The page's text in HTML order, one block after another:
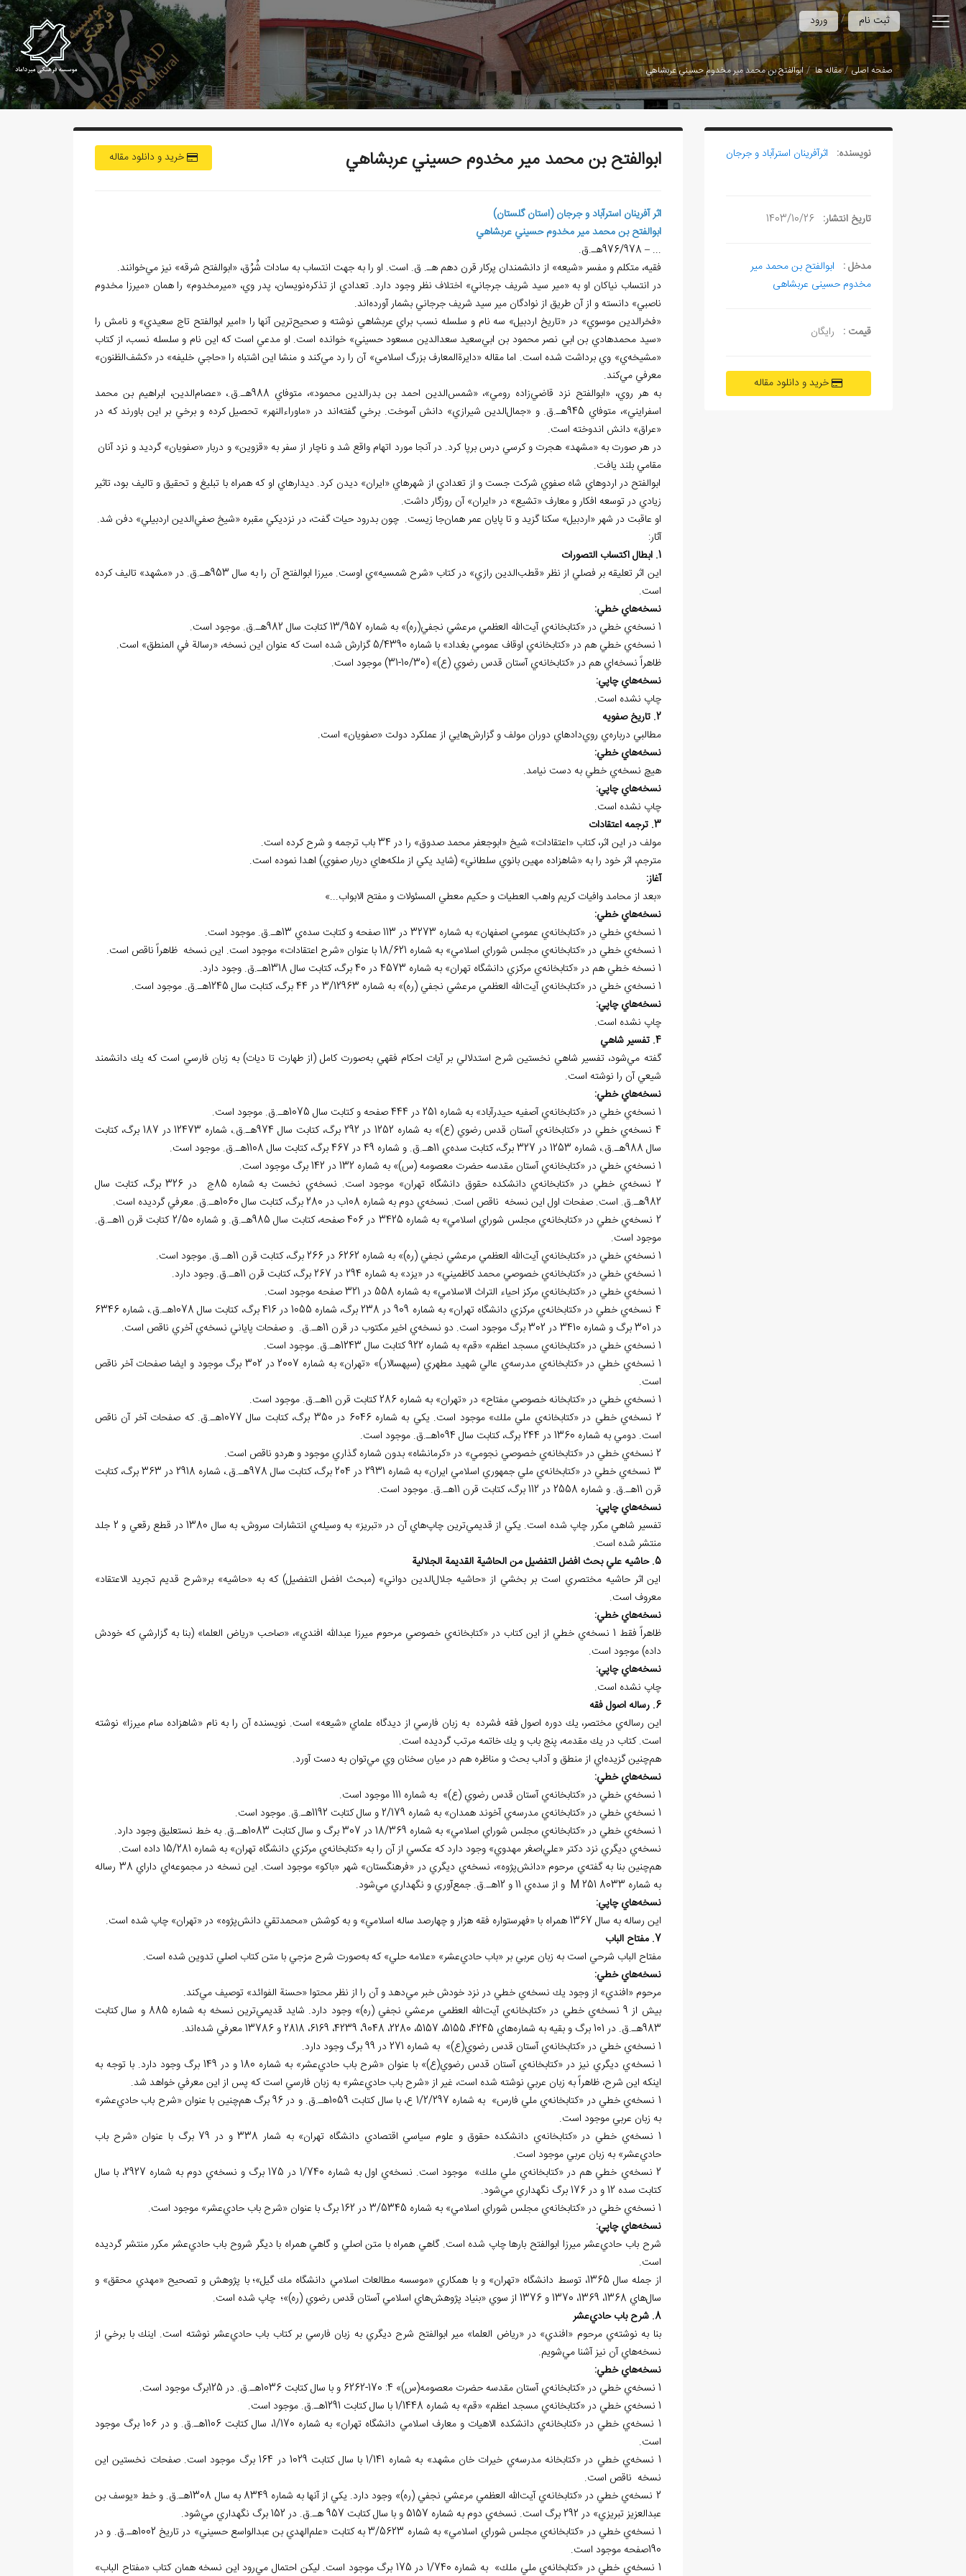
ورود / ثبت نام
صفحه اصلی مقاله ها ابوالفتح بن محمد مير مخدوم حسيني عربشاهي
نویسنده: اثرآفرينان استرآباد و جرجان
تاریخ انتشار: 1403/10/26
مدخل : ابوالفتح بن محمد میر
مخدوم حسینی عربشاهی
قیمت : رایگان
خرید و دانلود مقاله
خرید و دانلود مقاله ابوالفتح بن محمد مير مخدوم حسيني عربشاهي
اثر آفرينان استرآباد و جرجان (استان گلستان)
ابوالفتح بن محمد مير مخدوم حسيني عربشاهي
...
–
فقيه، متكلم و مفسر «شيعه» از دانشمندان پركار قرن دهم هـ. ق. است. او را به جهت انتساب به سادات شُرُق، «ابوالفتح شرقه» نيز ميخوانند.
در انتساب نياكان او به «مير سيد شريف جرجاني» اختلاف نظر وجود دارد. تعدادي از تذكرهنويسان، پدر وي، «ميرمخدوم» را همان «ميرزا مخدوم
ناصبي» دانسته و از آن طريق از نوادگان مير سيد شريف جرجاني بشمار آوردهاند.
«فخرالدين موسوي» در «تاريخ اردبيل» سه نام و سلسله نسب براي عربشاهي نوشته و صحيحترين آنها را «امير ابوالفتح تاج سعيدي» و نامش را
«سيد محمدهادي بن ابي نصر محمود بن ابي‌سعيد سعدالدين مسعود حسيني» خوانده است. او مدعي است كه اين نام و سلسله نسب، از كتاب
«مشيخهي» وي برداشت شده است. اما مقاله «دايرةالمعارف بزرگ اسلامي» آن را رد ميكند و منشا اين اشتباه را «حاجي خليفه» در «كشفالظنون»
معرفي ميکند.
به هر روي، «ابوالفتح نزد قاضيزاده رومي»، «شمس‌الدين احمد بن بدرالدين محمود»، متوفاي 988هـ.ق.، «عصام
الدين، ابراهيم بن محمد
اسفرايني»، متوفاي 945هـ.ق. و «جمال
الدين شيرازي» دانش آموخت. برخي گفتهاند در «ماوراءالنهر» تحصيل كرده و برخي بر اين باورند كه در
«عراق» دانش اندوخته است.
در هر صورت به «مشهد» هجرت و كرسي درس برپا كرد. در آنجا مورد اتهام واقع شد و ناچار از سفر به «قزوين» و دربار «صفويان» گرديد و نزد آنان
مقامي بلند يافت.
ابوالفتح در اردوهاي شاه صفوي شركت جست و از تعدادي از شهرهاي «ايران» ديدن كرد. ديدارهاي او كه همراه با تبليغ و تحقيق و تاليف بود، تاثير
زيادي در توسعه افكار و معارف «تشيع» در «ايران» آن روزگار داشت.
او عاقبت در شهر «اردبيل» سکنا گزيد و تا پايان عمر همانجا زيست. چون بدرود حيات گفت، در نزديكي مقبره «شيخ صفيالدين اردبيلي» دفن شد.
آثار:
1. ابطال اكتساب التصورات
اين اثر تعليقه بر فصلي از نظر «قطب‌الدين رازي» در كتاب «شرح شمسيه»ي اوست. ميرزا ابوالفتح آن را به سال 953هـ.ق. در «مشهد» تاليف كرده
است.
نسخههاي خطي:
1 نسخه‌ي خطي در «کتابخانه‌ي آيت‌الله العظمي مرعشي نجفي(ره)» به شماره 13/957 كتابت سال 982هـ.ق. موجود است.
1 نسخه‌ي خطي هم در «کتابخانه‌ي اوقاف عمومي بغداد» با شماره 5/4390 گزارش شده است كه عنوان اين نسخه، «رسالة في المنطق» است.
ظاهراً نسخهاي هم در «کتابخانه‌ي آستان قدس رضوي (ع)» (10/30-31) موجود است.
نسخههاي چاپي:
چاپ نشده است.
2. تاريخ صفويه
مطالبي درباره‌ي روي‌دادهاي دوران مولف و گزارش‌هايي از عملكرد دولت «صفويان» است.
نسخههاي خطي:
هيچ نسخهي خطي به دست نيامد.
نسخههاي چاپي:
چاپ نشده است.
3. ترجمه اعتقادات
مولف در اين اثر، كتاب «اعتقادات» شيخ «ابوجعفر محمد صدوق» را در 34 باب ترجمه و شرح كرده است.
مترجم، اثر خود را به «شاهزاده مهين بانوي سلطاني» (شايد يكي از ملكههاي دربار صفوي) اهدا نموده است.
آغاز:
«بعد از محامد وافيات كريم واهب العطيات و حكيم معطي المسئولات و مفتح الابواب...»
نسخههاي خطي:
1 نسخه‌ي خطي در «کتابخانه‌ي عمومي اصفهان» به شماره 3273 در 113 صفحه و كتابت سده‌ي 13هـ.ق. موجود است.
1 نسخه‌ي خطي در «کتابخانه‌ي مجلس شوراي اسلامي» به شماره 18/621 با عنوان «شرح اعتقادات» موجود است. اين نسخه ظاهراً ناقص است.
1 نسخه
خطي هم در «کتابخانه‌ي مركزي دانشگاه تهران» به شماره 4573 در 40 برگ، كتابت سال 1318هـ.ق. وجود دارد.
1 نسخه‌ي خطي در «کتابخانه‌ي آيت‌الله العظمي مرعشي نجفي (ره)» به شماره 3/12963 در 44 برگ، كتابت سال 1245هـ.ق. موجود است.
نسخههاي چاپي:
چاپ نشده است.
4. تفسير شاهي
گفته ميشود، تفسير شاهي نخستين شرح استدلالي بر آيات احكام فقهي به‌صورت كامل (از طهارت تا ديات) به زبان فارسي است كه يك دانشمند
شيعي آن را نوشته است.
نسخههاي خطي:
1 نسخه‌ي خطي در «کتابخانه‌ي آصفيه حيدرآباد» به شماره 251 در 444 صفحه و كتابت سال 1075هـ.ق. موجود است.
4 نسخه‌ي خطي در «کتابخانه‌ي آستان قدس رضوي (ع)» به شماره 1252 در 292 برگ، کتابت سال 974هـ.ق.، شماره 12473 در 187 برگ، کتابت
سال 988هـ.ق.، شماره 1253 در 327 برگ، کتابت سده‌ي 11هـ.ق. و شماره 49 در 467 برگ، كتابت سال 1108هـ.ق. موجود است.
1 نسخه‌ي خطي در «کتابخانه‌ي آستان مقدسه حضرت معصومه (س)» به شماره 132 در 142 برگ موجود است.
2 نسخه‌ي خطي در «کتابخانه‌ي دانشكده حقوق دانشگاه تهران» موجود است. نسخه‌ي نخست به شماره 85ج در 326 برگ، كتابت سال
982هـ.ق. است. صفحات اول اين نسخه ناقص است. نسخه‌ي دوم به شماره 108ب در 280 برگ، كتابت سال 1060هـ.ق. معرفي گرديده است.
2 نسخه‌ي خطي در «کتابخانه‌ي مجلس شوراي اسلامي» به شماره 3425 در 406 صفحه، كتابت سال 985هـ.ق. و شماره 2/50 كتابت قرن 11هـ.ق.
موجود است.
1 نسخه‌ي خطي در «کتابخانه‌ي آيت‌الله العظمي مرعشي نجفي (ره)» به شماره 6262 در 266 برگ، كتابت قرن 11هـ.ق. موجود است.
1 نسخه‌ي خطي در «کتابخانه‌ي خصوصي محمد کاظميني» در «يزد» به شماره 294 در 267 برگ، كتابت قرن 11هـ.ق. وجود دارد.
1 نسخه‌ي خطي در «کتابخانه‌ي مركز احياء التراث الاسلامي» به شماره 558 در 321 صفحه موجود است.
4 نسخه‌ي خطي در «کتابخانه‌ي مركزي دانشگاه تهران» به شماره 909 در 238 برگ، شماره 1055 در 416 برگ، كتابت سال 1078هـ.ق.، شماره 6346
در 301 برگ و شماره 3410 در 302 برگ موجود است. دو نسخه‌ي اخير مكتوب در قرن 11هـ.ق. و صفحات پاياني نسخه
ي آخري ناقص است.
1 نسخه‌ي خطي در «کتابخانه‌ي مسجد اعظم» «قم» به شماره 922 كتابت سال 1243هـ.ق. موجود است.
1 نسخه‌ي خطي در «کتابخانه‌ي مدرسه‌ي عالي شهيد مطهري (سپهسالار)» «تهران» به شماره 2007 در 302 برگ موجود و ايضا صفحات آخر ناقص
است.
1 نسخه‌ي خطي در «کتابخانه خصوصي مفتاح» در «تهران» به شماره 286 كتابت قرن 11هـ.ق. موجود است.
2 نسخه‌ي خطي در «کتابخانه‌ي ملي ملك» موجود است. يكي به شماره 6046 در 350 برگ، كتابت سال 1077هـ.ق. كه صفحات آخر آن ناقص
است. دومي به شماره 1360 در 244 برگ، كتابت سال 1094هـ.ق. موجود است.
2 نسخه‌ي خطي در «کتابخانه‌ي خصوصي نجومي» در «كرمانشاه» بدون شماره گذاري موجود و هردو ناقص است.
3 نسخه‌ي خطي در «کتابخانه‌ي ملي جمهوري اسلامي ايران» به شماره 2931 در 204 برگ، كتابت سال 978هـ.ق.، شماره 2918 در 363 برگ، كتابت
قرن 11هـ.ق. و شماره 2558 در 112 برگ، كتابت قرن 11هـ.ق. موجود است.
نسخههاي چاپي:
تفسير شاهي مكرر چاپ شده است. يكي از قديمي
ترين چاپ‌هاي آن در «تبريز» به وسيله‌ي انتشارات سروش، به سال 1380 در قطع رقعي و 2 جلد
منتشر شده است.
5. حاشيه علي بحث افضل التفضيل من الحاشية القديمة الجلالية
اين اثر حاشيه مختصري است بر بخشي از «حاشيه جلال‌الدين دواني» (مبحث افضل التفضيل) كه به «حاشيه» بر«شرح قديم تجريد الاعتقاد»
معروف است.
نسخههاي خطي:
ظاهراً فقط 1 نسخه‌ي خطي از اين كتاب در «کتابخانه‌ي خصوصي مرحوم ميرزا عبدالله افندي»، «صاحب «رياض العلما» (بنا به گزارشي كه خودش
داده) موجود است.
نسخههاي چاپي:
چاپ نشده است.
6. رساله اصول فقه
اين رسالهي مختصر، يك دوره اصول فقه فشرده به زبان فارسي از ديدگاه علماي «شيعه» است. نويسنده آن را به نام «شاهزاده سام ميرزا» نوشته
است. كتاب در يك مقدمه، پنج باب و يك خاتمه مرتب گرديده است.
هم‌چنين گزيدهاي از منطق و آداب بحث و مناظره هم در ميان سخنان وي ميتوان به دست آورد.
نسخههاي خطي:
1 نسخه‌ي خطي در «کتابخانه‌ي آستان قدس رضوي (ع)» به شماره 111 موجود است.
1 نسخه‌ي خطي در «کتابخانه‌ي مدرسه‌ي آخوند همدان» به شماره 2/179 و سال كتابت 1192هـ.ق. موجود است.
1 نسخه‌ي خطي در «کتابخانه‌ي مجلس شوراي اسلامي» به شماره 18/369 در 307 برگ و سال كتابت 1083هـ.ق. به خط نستعليق وجود دارد.
نسخهي ديگري نزد دكتر «علي‌اصغر مهدوي» وجود دارد كه عكسي از آن را به «کتابخانه‌ي مركزي دانشگاه تهران» به شماره 15/281 داده است.
هم‌چنين بنا به گفتهي مرحوم «دانشپژوه»، نسخهي ديگري در «فرهنگستان» شهر «باكو» موجود است. اين نسخه در مجموعه
اي داراي 38 رساله
به شماره 8033
M 251 و از سدهي 11 و 12هـ.ق. جمع آوري و نگهداري ميشود.
نسخههاي چاپي:
اين رساله به سال 1367 همراه با «فهرستواره فقه هزار و چهارصد ساله اسلامي» و به كوشش «محمدتقي دانش
پژوه» در «تهران» چاپ شده است.
7. مفتاح الباب
مفتاح الباب شرحي است به زبان عربي بر «باب حادي‌عشر» «علامه حلي» كه به‌صورت شرح مزجي با متن كتاب اصلي تدوين شده است.
نسخههاي خطي:
مرحوم «افندي» از وجود يك نسخه‌ي خطي در نزد خودش خبر ميدهد و آن را از نظر محتوا «حسنة الفوائد» توصيف ميكند.
بيش از 9 نسخه‌ي خطي در «کتابخانه‌ي آيت‌الله العظمي مرعشي نجفي (ره)» وجود دارد. شايد قديمي
ترين نسخه‌ به شماره 885 و سال كتابت
983هـ.ق. در 101 برگ و بقيه به شماره
هاي 4245، 5155، 5157، 2280، 9048، 4239، 6169، 2818 و 13786 معرفي شده
اند.
1 نسخه‌ي خطي در «کتابخانه‌ي آستان قدس رضوي(ع)» به شماره 271 در 99 برگ وجود دارد.
1 نسخه
ي ديگري نيز در «کتابخانه‌ي آستان قدس رضوي(ع)» با عنوان «شرح باب حادي‌عشر» به شماره 180 و در 149 برگ وجود دارد. با توجه به
اينكه اين شرح، ظاهراً به زبان عربي نوشته شده است، غير از «شرح باب حادي‌عشر» به زبان فارسي است كه پس از اين معرفي خواهد شد.
1 نسخه‌ي خطي در «کتابخانه‌ي ملي فارس» به شماره 1/2/297 ع، با سال كتابت 1059هـ.ق. و در 96 برگ هم‌چنين با عنوان «شرح باب حادي‌عشر»
به زبان عربي موجود است.
1 نسخه‌ي خطي در «کتابخانه‌ي دانشكده حقوق و علوم سياسي اقتصادي دانشگاه تهران» به شمار 338 و در 79 برگ با عنوان «شرح باب
حادي‌عشر» به زبان عربي موجود است.
2 نسخه‌ي خطي هم در «کتابخانه‌ي ملي ملك» موجود است. نسخه‌ي اول به شماره 1/740 در 175 برگ و نسخه‌ي دوم به شماره 2927، با سال
كتابت سده 12 و در 176 برگ نگهداري مي
شود.
1 نسخه‌ي خطي در «کتابخانه‌ي مجلس شوراي اسلامي» به شماره 3/5345 در 162 برگ با عنوان «شرح باب حادي‌عشر» موجود است.
نسخههاي چاپي:
شرح باب حادي‌عشر ميرزا ابوالفتح بارها چاپ شده است. گاهي همراه با متن اصلي و گاهي همراه با ديگر شروح باب حادي‌عشر مكرر منتشر گرديده
است.
از جمله سال
1365، توسط دانشگاه «تهران» و با همكاري «موسسه مطالعات اسلامي دانشگاه مك گيل»؛ با پژوهش و تصحيح «مهدي محقق» و
سالهاي 1368، 1369، 1370 و 1376 از سوي «بنياد پژوهش‌هاي اسلامي آستان قدس رضوي (ره)»؛ چاپ شده است.
8. شرح باب حادي‌عشر
بنا به نوشتهي مرحوم «افندي» در «رياض العلما» مير ابوالفتح شرح ديگري به زبان فارسي بر كتاب باب حادي‌عشر نوشته است. اينك با برخي از
نسخههاي آن نيز آشنا ميشويم.
نسخههاي خطي:
1 نسخه‌ي خطي در «کتابخانه‌ي آستان مقدسه حضرت معصومه(س)» 4: 170-6262 و با سال كتابت 1036هـ.ق. در 125برگ موجود است.
1 نسخه‌ي خطي در «کتابخانه‌ي مسجد اعظم» «قم» به شماره 1/1448 با سال كتابت 1291هـ.ق. موجود است.
1 نسخه‌ي خطي در «کتابخانه‌ي دانشكده الاهيات و معارف اسلامي دانشگاه تهران» به شماره 1/170، سال كتابت 1106هـ.ق. و در 106 برگ موجود
است.
1 نسخه‌ي خطي در «کتابخانه مدرسه‌ي خيرات خان مشهد» به شماره 1/141 با سال كتابت 1029 در 164 برگ موجود است. صفحات نخستين اين
نسخه ناقص است.
2 نسخه‌ي خطي در «کتابخانه‌ي آيت‌الله العظمي مرعشي نجفي (ره)» وجود دارد. يكي از آنها به شماره 8349 به سال 1308هـ.ق. و خط «يوسف بن
عبدالعزيز تبريزي» در 292 برگ است. نسخه‌ي دوم به شماره 5157 و با سال كتابت 957 هـ.ق. در 152 برگ نگهداري مي
شود.
1 نسخه‌ي خطي در «کتابخانه‌ي مجلس شوراي اسلامي» به شماره 3/5623 به كتابت «علم‌الهدي بن عبدالواسع حسيني» در تاريخ 1002هـ.ق. و در
190صفحه موجود است.
1 نسخه‌ي خطي در «کتابخانه‌ي ملي ملك» به شماره 1/740 در 175 برگ موجود است. ليكن احتمال مي
رود اين نسخه همان كتاب «مفتاح الباب»